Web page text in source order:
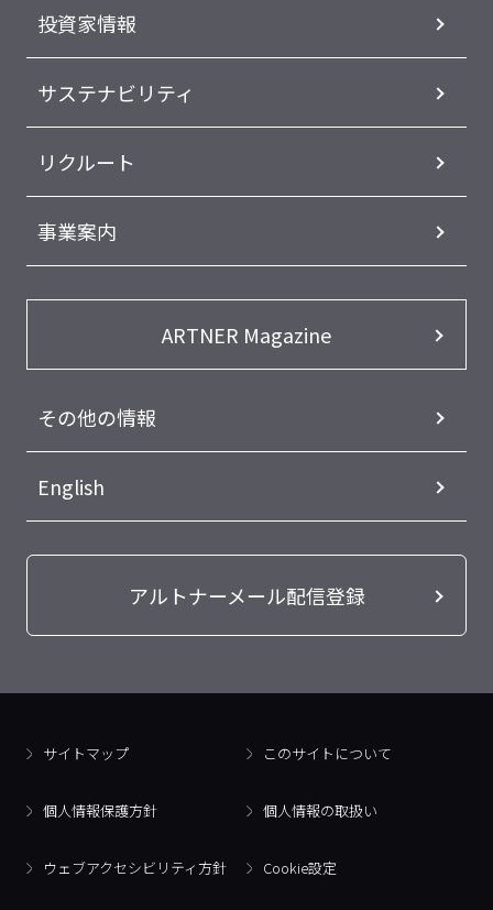
投資家情報
サステナビリティ
リクルート
事業案内
ARTNER Magazine
その他の情報
English
アルトナーメール配信登録
サイトマップ このサイトについて
個人情報保護方針 個人情報の取扱い
ウェブアクセシビリティ方針 Cookie設定